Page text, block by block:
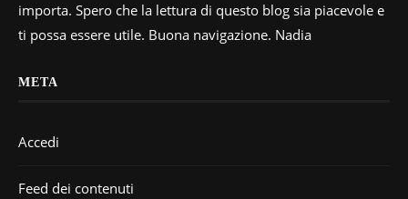
importa. Spero che la lettura di questo blog sia piacevole e
ti possa essere utile. Buona navigazione. Nadia
META
Accedi
Feed dei contenuti